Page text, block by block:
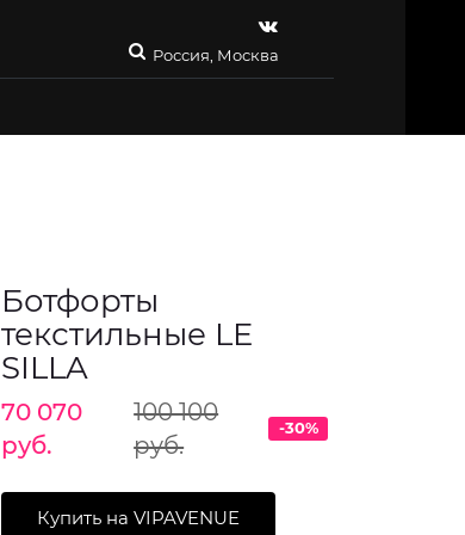
Россия, Москва
Ботфорты
текстильные LE
SILLA
70 070
руб.
100 100
руб.
-30%
Купить на VIPAVENUE